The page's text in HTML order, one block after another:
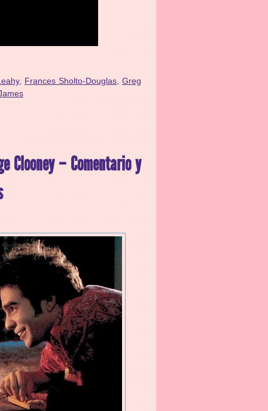
, Frances Sholto-Douglas Greg
Clooney – Comentario y